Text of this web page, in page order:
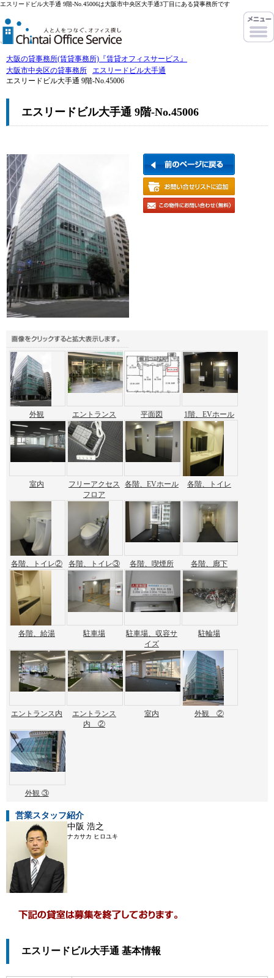
エスリードビル大手通 9階-No.45006は大阪市中央区大手通3丁目にある貸事務所です
大阪の貸事務所(賃貸事務所)『賃貸オフィスサービス』
大阪市中央区の貸事務所
エスリードビル大手通
エスリードビル大手通 9階-No.45006
エスリードビル大手通 9階-No.45006
外観 エントランス 平面図 1階、EVホール
室内
フリーアクセス
フロア
各階、EVホール 各階、トイレ
各階、トイレ② 各階、トイレ③ 各階、喫煙所 各階、廊下
各階、給湯 駐車場
駐車場、収容サ
イズ
駐輪場
エントランス内
エントランス
内 ②
室内 外観 ②
外観 ③
営業スタッフ紹介
中阪 浩之
ナカサカ ヒロユキ
エスリードビル大手通 基本情報